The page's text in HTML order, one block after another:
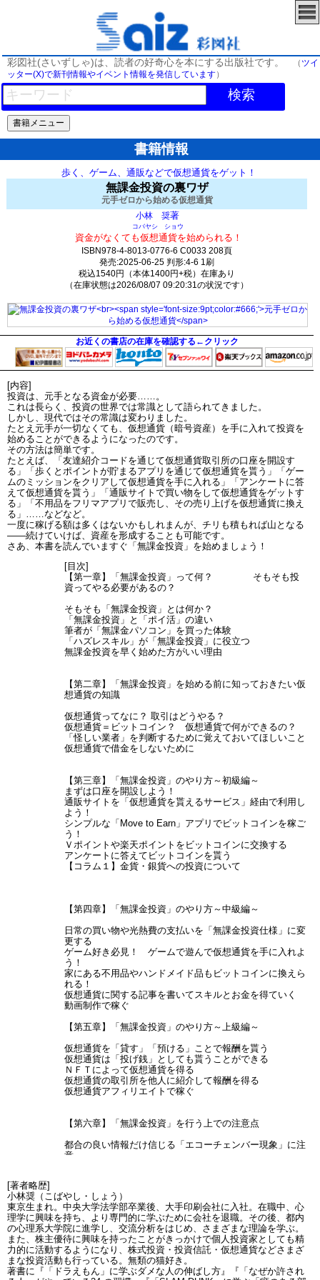
彩図社(さいずしゃ)は、読者の好奇心を本にする出版社です。 （ ツイ
ッター(X)で新刊情報やイベント情報を発信しています）
検索
書籍情報
歩く、ゲーム、通販などで仮想通貨をゲット！
無課金投資の裏ワザ
元手ゼロから始める仮想通貨
小林 奨著
コバヤシ ショウ
資金がなくても仮想通貨を始められる！
ISBN978-4-8013-0776-6 C0033 208頁
発売:2025-06-25 判形:4-6 1刷
税込1540円（本体1400円+税）在庫あり
（在庫状態は2026/08/07 09:20:31の状況です）
お近くの書店の在庫を確認する←クリック
[内容]
投資は、元手となる資金が必要……。
これは長らく、投資の世界では常識として語られてきました。
しかし、現代ではその常識は変わりました。
たとえ元手が一切なくても、仮想通貨（暗号資産）を手に入れて投資を
始めることができるようになったのです。
その方法は簡単です。
たとえば、「友達紹介コードを通じて仮想通貨取引所の口座を開設す
る」「歩くとポイントが貯まるアプリを通じて仮想通貨を貰う」「ゲー
ムのミッションをクリアして仮想通貨を手に入れる」「アンケートに答
えて仮想通貨を貰う」「通販サイトで買い物をして仮想通貨をゲットす
る」「不用品をフリマアプリで販売し、その売り上げを仮想通貨に換え
る」……などなど。
一度に稼げる額は多くはないかもしれまんが、チリも積もれば山となる
――続けていけば、資産を形成することも可能です。
さあ、本書を読んでいますぐ「無課金投資」を始めましょう！
[目次]
【第一章】「無課金投資」って何？ そもそも投
資ってやる必要があるの？
そもそも「無課金投資」とは何か？
「無課金投資」と「ポイ活」の違い
筆者が「無課金パソコン」を買った体験
「ハズレスキル」が「無課金投資」に役立つ
無課金投資を早く始めた方がいい理由
【第二章】「無課金投資」を始める前に知っておきたい仮
想通貨の知識
仮想通貨ってなに？ 取引はどうやる？
仮想通貨＝ビットコイン？ 仮想通貨で何ができるの？
「怪しい業者」を判断するために覚えておいてほしいこと
仮想通貨で借金をしないために
【第三章】「無課金投資」のやり方～初級編～
まずは口座を開設しよう！
通販サイトを「仮想通貨を貰えるサービス」経由で利用し
よう！
シンプルな「Move to Earn」アプリでビットコインを稼ご
う！
Ｖポイントや楽天ポイントをビットコインに交換する
アンケートに答えてビットコインを貰う
【コラム１】金貨・銀貨への投資について
【第四章】「無課金投資」のやり方～中級編～
日常の買い物や光熱費の支払いを「無課金投資仕様」に変
更する
ゲーム好き必見！ ゲームで遊んで仮想通貨を手に入れよ
う！
家にある不用品やハンドメイド品もビットコインに換えら
れる！
仮想通貨に関する記事を書いてスキルとお金を得ていく
動画制作で稼ぐ
【第五章】「無課金投資」のやり方～上級編～
仮想通貨を「貸す」「預ける」ことで報酬を貰う
仮想通貨は「投げ銭」としても貰うことができる
ＮＦＴによって仮想通貨を得る
仮想通貨の取引所を他人に紹介して報酬を得る
仮想通貨アフィリエイトで稼ぐ
【第六章】「無課金投資」を行う上での注意点
都合の良い情報だけ信じる「エコーチェンバー現象」に注
意
「時間割引」による投資の不安は「積立投資」でカバーす
る
「サンクコスト効果」によって「やめられない状況」を避
ける
「自我消耗」に注意して健康的に投資しよう
[著者略歴]
小林奨（こばやし・しょう）
東京生まれ。中央大学法学部卒業後、大手印刷会社に入社。在職中、心
理学に興味を持ち、より専門的に学ぶために会社を退職。その後、都内
の心理系大学院に進学し、交流分析をはじめ、さまざまな理論を学ぶ。
また、株主優待に興味を持ったことがきっかけで個人投資家としても精
力的に活動するようになり、株式投資・投資信託・仮想通貨などさまざ
まな投資活動も行っている。無類の猫好き。
著書に『「ドラえもん」に学ぶダメな人の伸ばし方』『「なぜか許され